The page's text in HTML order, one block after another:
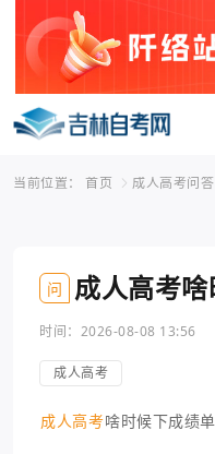
当前位置： 首页 成人高考问答
问 成人高考
时间：2026-08-08 13:56
成人高考
成人高考啥时候下成绩单